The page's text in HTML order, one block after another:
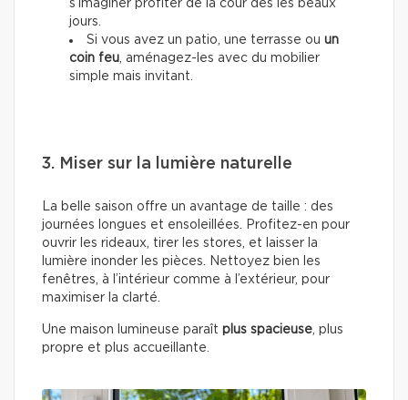
s’imaginer profiter de la cour dès les beaux
jours.
Si vous avez un patio, une terrasse ou un
coin feu , aménagez-les avec du mobilier
simple mais invitant.
3. Miser sur la lumière naturelle
La belle saison offre un avantage de taille : des
journées longues et ensoleillées. Profitez-en pour
ouvrir les rideaux, tirer les stores, et laisser la
lumière inonder les pièces. Nettoyez bien les
fenêtres, à l’intérieur comme à l’extérieur, pour
maximiser la clarté.
Une maison lumineuse paraît plus spacieuse , plus
propre et plus accueillante.